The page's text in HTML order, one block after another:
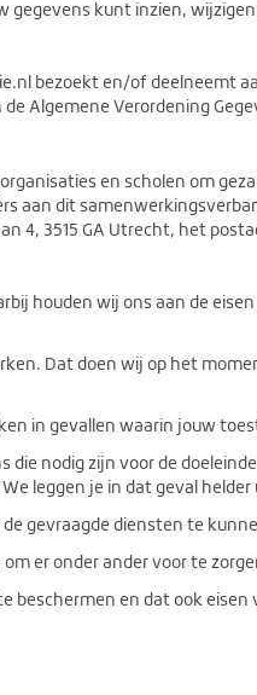
gegevens kunt inzien,
bezoekt en/of deelneemt
Algemene Verordening
en scholen om
aan dit
4, 3515 GA Utrecht, het
houden wij ons aan de
Dat doen wij op het
in gevallen waarin jouw
nodig zijn voor de
leggen je in dat geval
gevraagde diensten te
er onder ander voor te
beschermen en dat ook